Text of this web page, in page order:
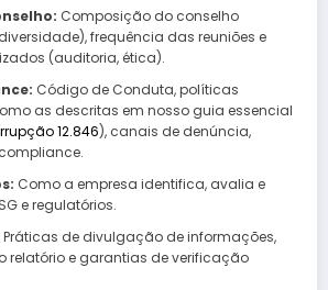
Composição do conselho
frequência das reuniões e
(auditoria, ética).
Código de Conduta, políticas
as descritas em nosso guia essencial
12.846), canais de denúncia,
Como a empresa identifica, avalia e
e regulatórios.
Práticas de divulgação de informações,
relatório e garantias de verificação